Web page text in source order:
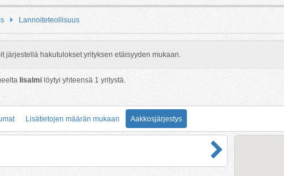
Lannoiteteollisuus
järjestellä hakutulokset yrityksen etäisyyden mukaan.
Iisalmi löytyi yhteensä 1 yritystä.
Lisätietojen määrän mukaan Aakkosjärjestys